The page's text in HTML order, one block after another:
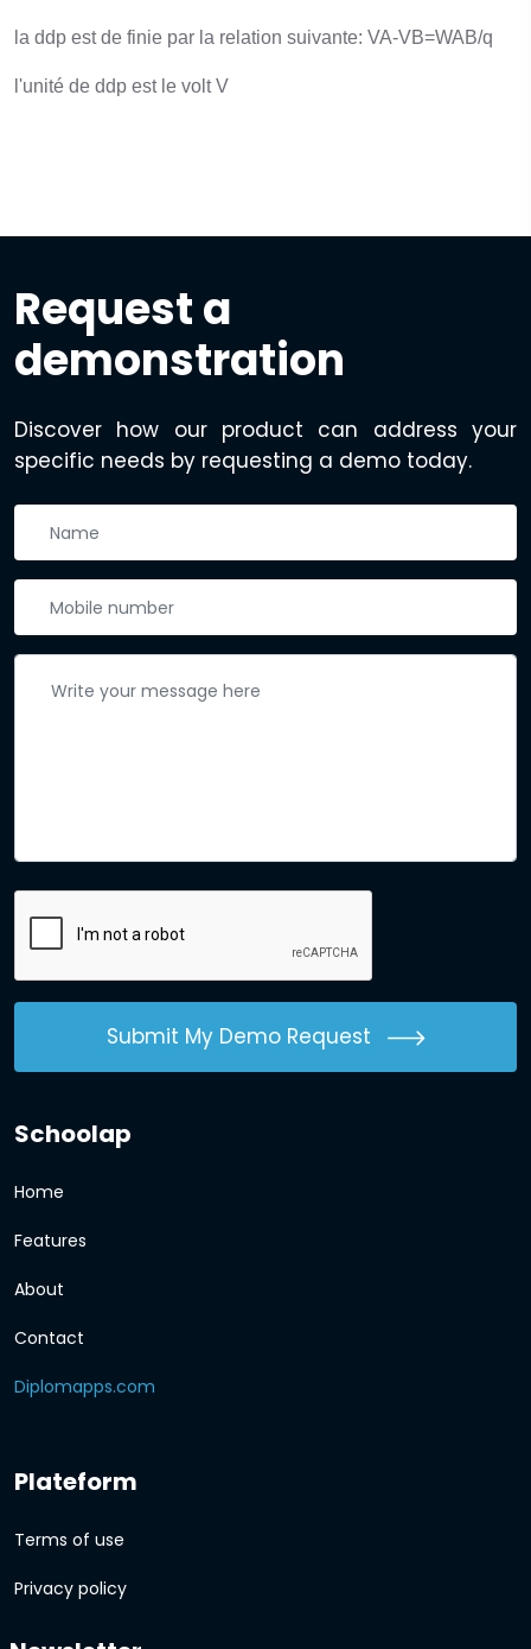
la ddp est de finie par la relation suivante: VA-VB=WAB/q
l'unité de ddp est le volt V
Request a
demonstration
Discover how our product can address your
specific needs by requesting a demo today.
Submit My Demo Request
Schoolap
Home
Features
About
Contact
Diplomapps.com
Plateform
Terms of use
Privacy policy